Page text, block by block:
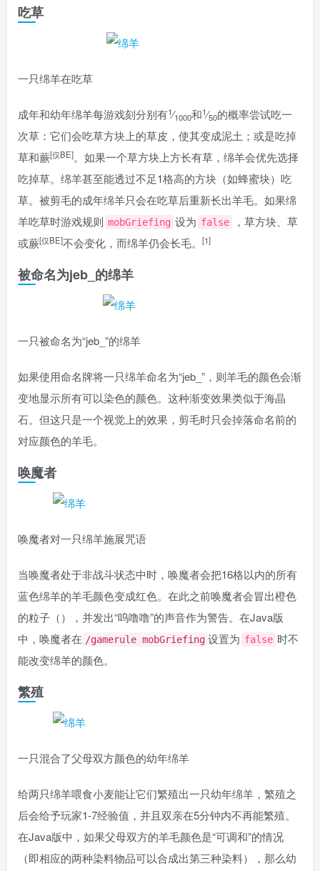
吃草
一只绵羊在吃草
成年和幼年绵羊每游戏刻分别有1⁄1000和1⁄50的概率尝试吃一
次草：它们会吃草方块上的草皮，使其变成泥土；或是吃掉
草和蕨[仅BE]。如果一个草方块上方长有草，绵羊会优先选择
吃掉草。绵羊甚至能透过不足1格高的方块（如蜂蜜块）吃
草。被剪毛的成年绵羊只会在吃草后重新长出羊毛。如果绵
羊吃草时游戏规则 mobGriefing 设为 false
，草方块、草
或蕨[仅BE]不会变化，而绵羊仍会长毛。 [1]
被命名为jeb_的绵羊
一只被命名为“jeb_”的绵羊
如果使用命名牌将一只绵羊命名为“jeb_”，则羊毛的颜色会渐
变地显示所有可以染色的颜色。这种渐变效果类似于海晶
石。但这只是一个视觉上的效果，剪毛时只会掉落命名前的
对应颜色的羊毛。
唤魔者
唤魔者对一只绵羊施展咒语
当唤魔者处于非战斗状态中时，唤魔者会把16格以内的所有
蓝色绵羊的羊毛颜色变成红色。在此之前唤魔者会冒出橙色
的粒子（），并发出“呜噜噜”的声音作为警告。在Java版
中，唤魔者在 /gamerule mobGriefing 设置为 false 时不
能改变绵羊的颜色。
繁殖
一只混合了父母双方颜色的幼年绵羊
给两只绵羊喂食小麦能让它们繁殖出一只幼年绵羊，繁殖之
后会给予玩家1-7经验值，并且双亲在5分钟内不再能繁殖。
在Java版中，如果父母双方的羊毛颜色是“可调和”的情况
（即相应的两种染料物品可以合成出第三种染料），那么幼